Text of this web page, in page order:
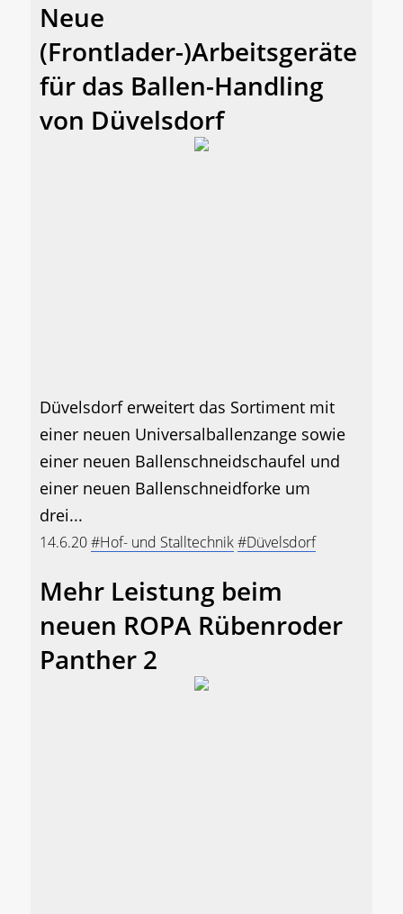
Neue
(Frontlader-)Arbeitsgeräte
für das Ballen-Handling
von Düvelsdorf
Düvelsdorf erweitert das Sortiment mit
einer neuen Universalballenzange sowie
einer neuen Ballenschneidschaufel und
einer neuen Ballenschneidforke um
drei...
14.6.20#Hof- und Stalltechnik#Düvelsdorf
Mehr Leistung beim
neuen ROPA Rübenroder
Panther 2